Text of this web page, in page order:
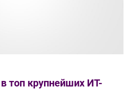
топ крупнейших ИТ-